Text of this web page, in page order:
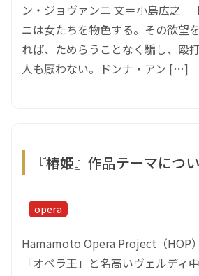
ン・ジョヴァンニ 文＝小島広之
ニは女たちを物色する。その欲望
れば、ためらうことなく騙し、殴
人も厭わない。ドンナ・アン […]
opera
『椿姫』作品テーマにつ
Hamamoto Opera Project（HOP
「オペラ王」と名高いヴェルディ